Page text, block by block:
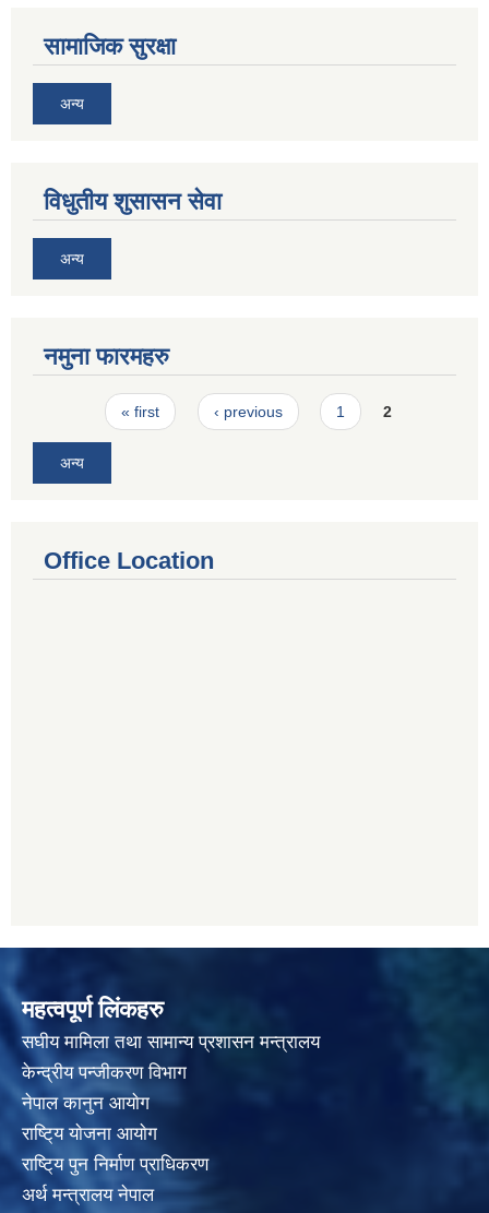
सामाजिक सुरक्षा
अन्य
विधुतीय शुसासन सेवा
अन्य
नमुना फारमहरु
Pages« first ‹ previous 1 2
अन्य
Office Location
महत्वपूर्ण लिंकहरु
स‌घीय मामिला तथा सामान्य प्रशासन मन्त्रालय
केन्द्रीय पन्जीकरण विभाग
नेपाल कानुन आयाेग
राष्टि्य याेजना आयाेग
राष्टि्य पुन निर्माण प्राधिकरण
अर्थ मन्त्रालय नेपाल